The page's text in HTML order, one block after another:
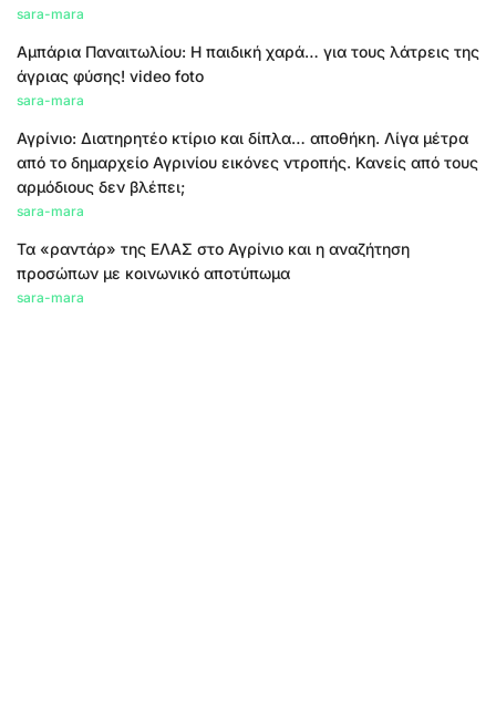
sara-mara
Αμπάρια Παναιτωλίου: Η παιδική χαρά… για τους λάτρεις της
άγριας φύσης! video foto
sara-mara
Αγρίνιο: Διατηρητέο κτίριο και δίπλα… αποθήκη. Λίγα μέτρα
από το δημαρχείο Αγρινίου εικόνες ντροπής. Κανείς από τους
αρμόδιους δεν βλέπει;
sara-mara
Τα «ραντάρ» της ΕΛΑΣ στο Αγρίνιο και η αναζήτηση
προσώπων με κοινωνικό αποτύπωμα
sara-mara